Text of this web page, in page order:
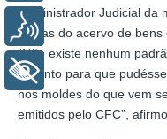
Administrador Judicial da
contas do acervo de bens
“Não existe nenhum
assunto para que
nos moldes do que vem
emitidos pelo CFC”,
Voz
+ Acessibilidade